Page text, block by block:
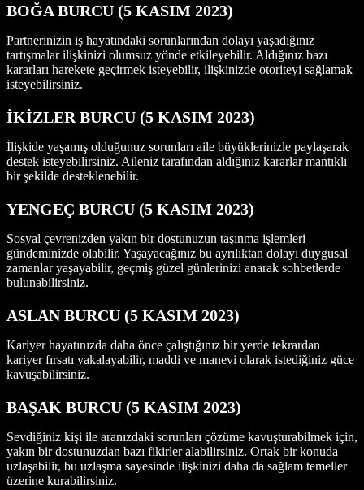
BOĞA BURCU (5 KASIM 2023)
Partnerinizin iş hayatındaki sorunlarından dolayı yaşadığınız
tartışmalar ilişkinizi olumsuz yönde etkileyebilir. Aldığınız bazı
kararları harekete geçirmek isteyebilir, ilişkinizde otoriteyi sağlamak
isteyebilirsiniz.
İKİZLER BURCU (5 KASIM 2023)
İlişkide yaşamış olduğunuz sorunları aile büyüklerinizle paylaşarak
destek isteyebilirsiniz. Aileniz tarafından aldığınız kararlar mantıklı
bir şekilde desteklenebilir.
YENGEÇ BURCU (5 KASIM 2023)
Sosyal çevrenizden yakın bir dostunuzun taşınma işlemleri
gündeminizde olabilir. Yaşayacağınız bu ayrılıktan dolayı duygusal
zamanlar yaşayabilir, geçmiş güzel günlerinizi anarak sohbetlerde
bulunabilirsiniz.
ASLAN BURCU (5 KASIM 2023)
Kariyer hayatınızda daha önce çalıştığınız bir yerde tekrardan
kariyer fırsatı yakalayabilir, maddi ve manevi olarak istediğiniz güce
kavuşabilirsiniz.
BAŞAK BURCU (5 KASIM 2023)
Sevdiğiniz kişi ile aranızdaki sorunları çözüme kavuşturabilmek için,
yakın bir dostunuzdan bazı fikirler alabilirsiniz. Ortak bir konuda
uzlaşabilir, bu uzlaşma sayesinde ilişkinizi daha da sağlam temeller
üzerine kurabilirsiniz.